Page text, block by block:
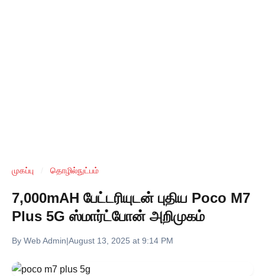
முகப்பு தொழில்நுட்பம்
7,000mAH பேட்டரியுடன் புதிய Poco M7
Plus 5G ஸ்மார்ட்போன் அறிமுகம்
By Web Admin|August 13, 2025 at 9:14 PM